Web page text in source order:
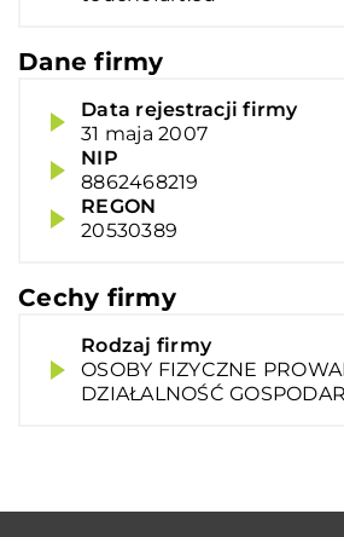
Dane firmy
Data rejestracji firmy
31 maja 2007
NIP
8862468219
REGON
20530389
Cechy firmy
Rodzaj firmy
OSOBY FIZYCZNE
DZIAŁALNOŚĆ